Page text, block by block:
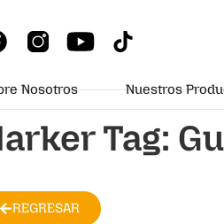
Nosotros Nuestros
Tag:
REGRESAR